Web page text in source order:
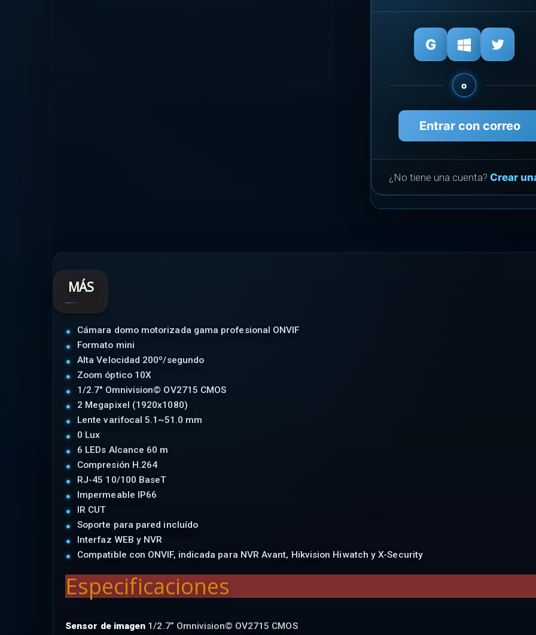
o
Entrar con correo
¿No tiene una cuenta? Crear
MÁS
Cámara domo motorizada gama profesional ONVIF
Formato mini
Alta Velocidad 200º/segundo
Zoom óptico 10X
1/2.7" Omnivision© OV2715 CMOS
2 Megapixel (1920x1080)
Lente varifocal 5.1~51.0 mm
0 Lux
6 LEDs Alcance 60 m
Compresión H.264
RJ-45 10/100 BaseT
Impermeable IP66
IR CUT
Soporte para pared incluído
Interfaz WEB y NVR
Compatible con ONVIF, indicada para NVR Avant, Hikvision Hiwatch y X-Security
Especificaciones
Sensor de imagen 1/2.7” Omnivision© OV2715 CMOS